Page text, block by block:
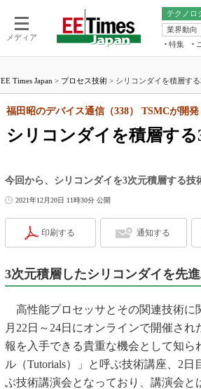
メディア
テクノロ
電池／エネルギー
アナログ
マイコ
FPGA
業界動向
特集
福田昭のデバ
湯之上隆の
大山聡の業界
大原雄介の
リタイア直
踊るバズワー
Buzzword
この10年で
で起こること
“異端児エン
改革、執念の
イノベーシ
電子
EE Times Japan > プロセス技術 > シリコンダイを積層す
シリコンダイを積層する
福田昭のデバイス通信（338） TSMCが開
今回から、シリコンダイを3次元積層する技
2021年12月20日 11時30分 公開
印刷する 通知する
3次元積層したシリコンダイを先
高性能プロセッサとその関連技術に
月22日～24日にオンラインで開催さ
報を入手できる貴重な機会として知
ル（Tutorials）」と呼ぶ技術講座、2
ぶ技術講演会となっており、講演会と